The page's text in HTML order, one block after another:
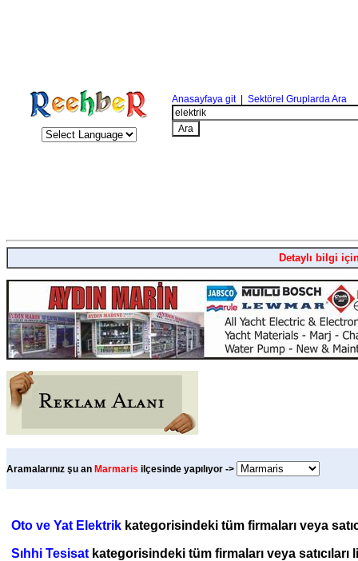
Anasayfaya git| Sektörel Gruplarda Ara
Detaylı bilgi
Aramalarınız şu an Marmaris ilçesinde yapılıyor ->
Oto ve Yat Elektrik kategorisindeki tüm firmaları veya
Sıhhi Tesisat kategorisindeki tüm firmaları veya